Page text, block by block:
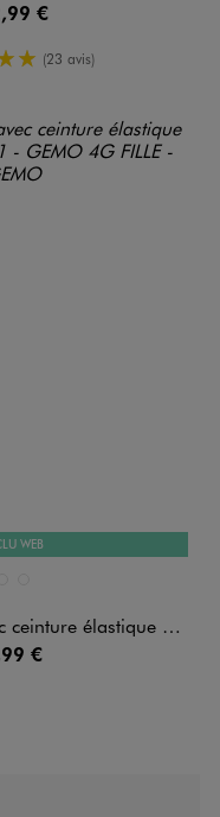
€
de moyenne
(23 avis)
WEB
élastique ajustable fille
€